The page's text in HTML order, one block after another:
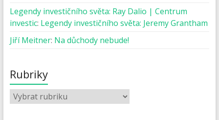
Legendy investičního světa: Ray Dalio | Centrum
investic: Legendy investičního světa: Jeremy Grantham
Jiří Meitner: Na důchody nebude!
Rubriky